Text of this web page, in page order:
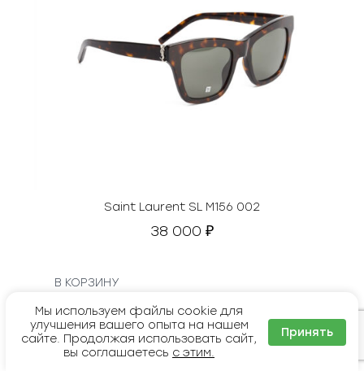
Saint Laurent SL M156 002
38 000 ₽
В КОРЗИНУ
Мы используем файлы cookie для
улучшения вашего опыта на нашем
сайте. Продолжая использовать сайт,
вы соглашаетесь с этим.
Принять